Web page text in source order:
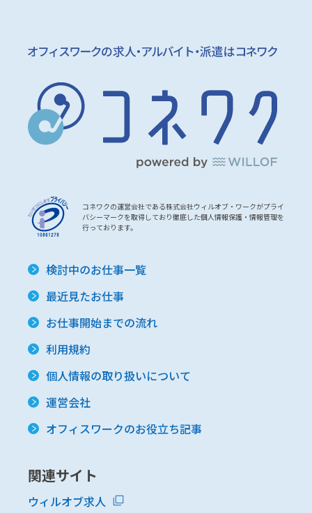
コネワクの運営会社である株式会社ウィルオブ・ワークがプライ
バシーマークを取得しており徹底した個人情報保護・情報管理を
行っております。
検討中のお仕事一覧
最近見たお仕事
お仕事開始までの流れ
利用規約
個人情報の取り扱いについて
運営会社
オフィスワークのお役立ち記事
関連サイト
ウィルオブ求人